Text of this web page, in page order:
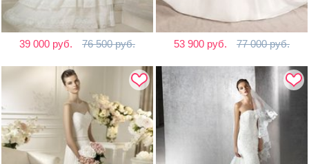
39 000 руб. 76 500 руб. 53 900 руб. 77 000 руб.